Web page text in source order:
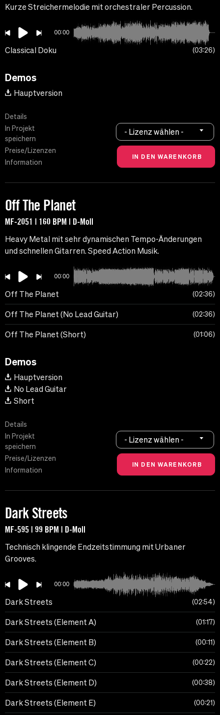
Kurze Streichermelodie mit orchestraler Percussion.
00:00
Classical Doku 03:26
Demos
Hauptversion
Details
In Projekt
speichern
Preise/Lizenzen
Information
- Lizenz wählen -
Off The Planet
MF-2051 | 160 BPM | D-Moll
Heavy Metal mit sehr dynamischen Tempo-Änderungen
und schnellen Gitarren. Speed Action Musik.
00:00
Off The Planet 02:36
Off The Planet (No Lead Guitar) 02:36
Off The Planet (Short) 01:06
Demos
Hauptversion
No Lead Guitar
Short
Details
In Projekt
speichern
Preise/Lizenzen
Information
- Lizenz wählen -
Dark Streets
MF-595 | 99 BPM | D-Moll
Technisch klingende Endzeitstimmung mit Urbaner
Grooves.
00:00
Dark Streets 02:54
Dark Streets (Element A) 01:17
Dark Streets (Element B) 00:11
Dark Streets (Element C) 00:22
Dark Streets (Element D) 00:38
Dark Streets (Element E) 00:21